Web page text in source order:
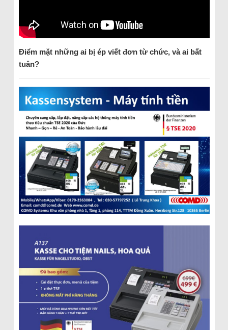
Điểm mặt những ai bị ép viết đơn từ chức, và ai bất
tuân?